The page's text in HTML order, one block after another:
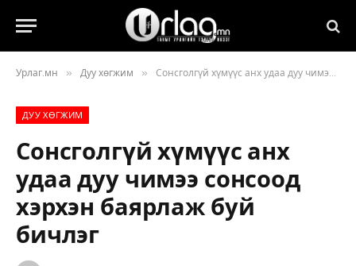
Урлаг.мн » Дуу хөгжим » Сонсголгүй хүмүүс анх удаа дуу чимээ сонсоод хэрхэн баярлаж буй бичлэг
ДУУ ХӨГЖИМ
Сонсголгүй хүмүүс анх
удаа дуу чимээ сонсоод
хэрхэн баярлаж буй
бичлэг